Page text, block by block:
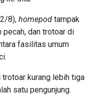
8), homepod tampak
dan trotoar di
fasilitas umum
trotoar kurang lebih tiga
satu pengunjung.